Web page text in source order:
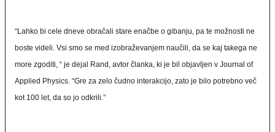
“Lahko bi cele dneve obračali stare enačbe o gibanju, pa te možnosti ne
boste videli. Vsi smo se med izobraževanjem naučili, da se kaj takega ne
more zgoditi, “ je dejal Rand, avtor članka, ki je bil objavljen v Journal of
Applied Physics. “Gre za zelo čudno interakcijo, zato je bilo potrebno več
kot 100 let, da so jo odkrili.”